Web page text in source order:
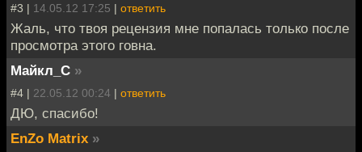
#3 | 14.05.12 17:25 | ответить
Жаль, что твоя рецензия мне попалась только после
просмотра этого говна.
Майкл_С »
#4 | 22.05.12 00:24 | ответить
ДЮ, спасибо!
EnZo Matrix »